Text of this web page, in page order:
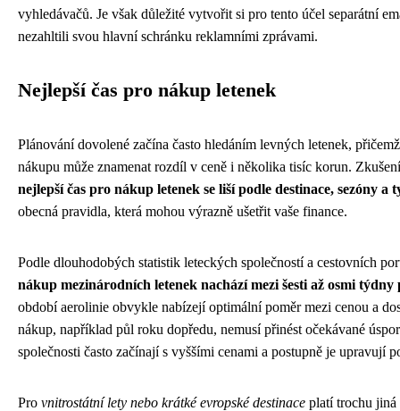
vyhledávačů. Je však důležité vytvořit si pro tento účel separátní
nezahltili svou hlavní schránku reklamními zprávami.
Nejlepší čas pro nákup letenek
Plánování dovolené začína často hledáním levných letenek,
nákupu může znamenat rozdíl v ceně i několika tisíc korun.
nejlepší čas pro nákup letenek se liší podle destinace, sezóny a
obecná pravidla, která mohou výrazně ušetřit vaše finance.
Podle dlouhodobých statistik leteckých společností a cestovních
nákup mezinárodních letenek nachází mezi šesti až osmi týdny
období aerolinie obvykle nabízejí optimální poměr mezi cenou a
nákup, například půl roku dopředu, nemusí přinést očekávané
společnosti často začínají s vyššími cenami a postupně je upravují
Pro vnitrostátní lety nebo krátké evropské destinace platí trochu jiná